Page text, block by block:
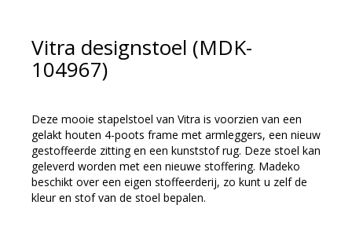
Vitra designstoel (MDK-
104967)
Deze mooie stapelstoel van Vitra is voorzien van een
gelakt houten 4-poots frame met armleggers, een nieuw
gestoffeerde zitting en een kunststof rug. Deze stoel kan
geleverd worden met een nieuwe stoffering. Madeko
beschikt over een eigen stoffeerderij, zo kunt u zelf de
kleur en stof van de stoel bepalen.